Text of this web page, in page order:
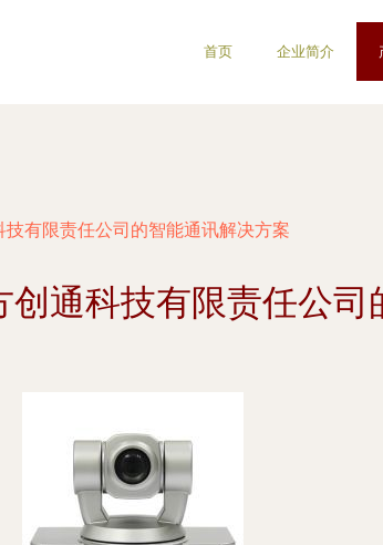
首页 企业简介
有限责任公司的智能通讯解决方案
通科技有限责任公司